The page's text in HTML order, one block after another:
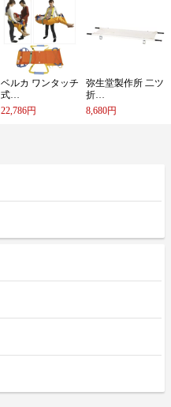
ベ​ル​カ​ ​ワ​ン​タ​ッ​チ​
式​…
22,786円
弥​生​堂​製​作​所​ ​二​ツ​
折​…
8,680円